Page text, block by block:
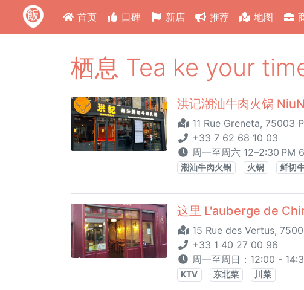
首页 口碑 新店 推荐 地图
栖息 Tea ke your
洪记潮汕牛肉火锅
11 Rue Greneta, 75003
+33 7 62 68 10 03
周一至周六 12–2:30 PM
潮汕牛肉火锅 火锅 鲜切
这里 L'auberge de
15 Rue des Vertus,
+33 1 40 27 00 96
周一至周日：12:00 -
KTV 东北菜 川菜